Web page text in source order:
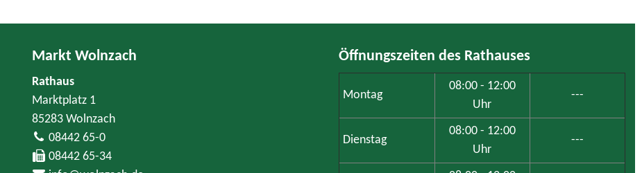
Markt Wolnzach
Rathaus
Marktplatz 1
85283 Wolnzach
08442 65-0
08442 65-34
Öffnungszeiten des Rathauses
Montag
08:00 - 12:00
Uhr
---
Dienstag
08:00 - 12:00
Uhr
---